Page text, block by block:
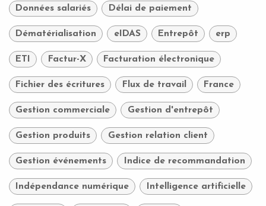
Données salariés Délai de paiement
Dématérialisation eIDAS Entrepôt erp
ETI Factur-X Facturation électronique
Fichier des écritures Flux de travail France
Gestion commerciale Gestion d'entrepôt
Gestion produits Gestion relation client
Gestion événements Indice de recommandation
Indépendance numérique Intelligence artificielle